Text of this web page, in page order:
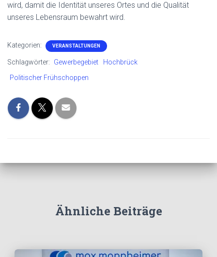
wird, damit die Identität unseres Ortes und die Qualität
unseres Lebensraum bewahrt wird.
Kategorien: VERANSTALTUNGEN
Schlagwörter: Gewerbegebiet
Hochbrück
Politischer Frühschoppen
Ähnliche Beiträge